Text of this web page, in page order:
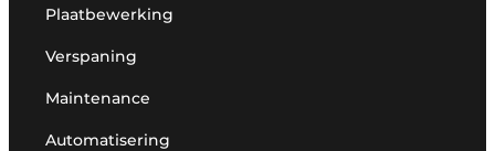
Plaatbewerking
Verspaning
Maintenance
Automatisering